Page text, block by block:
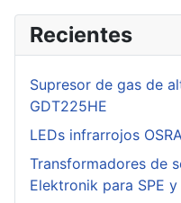
Recientes
Supresor de gas de
GDT225HE
LEDs infrarrojos
Transformadores de
Elektronik para SPE y